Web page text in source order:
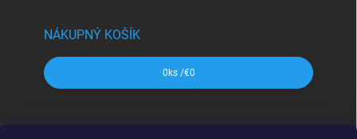
NÁKUPNÝ KOŠÍK
0 ks /€0